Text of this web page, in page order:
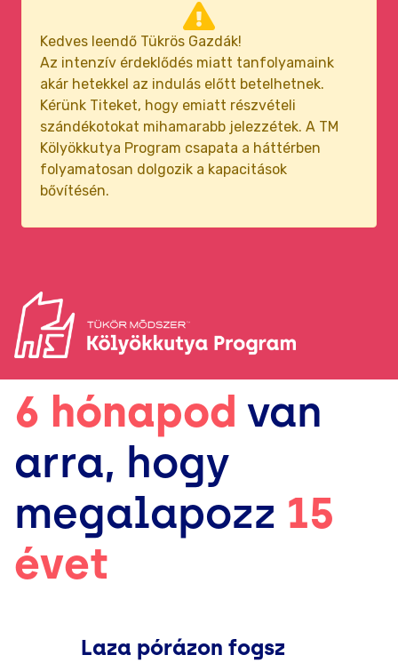
Kedves leendő Tükrös Gazdák!
Az intenzív érdeklődés miatt tanfolyamaink
akár hetekkel az indulás előtt betelhetnek.
Kérünk Titeket, hogy emiatt részvételi
szándékotokat mihamarabb jelezzétek. A TM
Kölyökkutya Program csapata a háttérben
folyamatosan dolgozik a kapacitások
bővítésén.
6 hónapod van
arra, hogy
megalapozz 15
évet
Laza pórázon fogsz